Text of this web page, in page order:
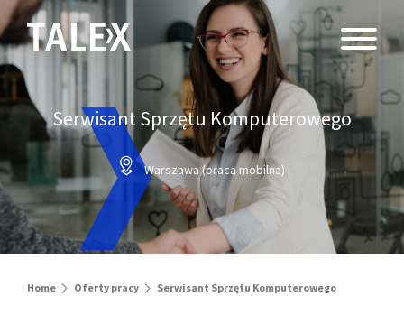
Serwisant Sprzętu Komputerowego
Warszawa (praca mobilna)
Home Oferty pracy Serwisant Sprzętu Komputerowego